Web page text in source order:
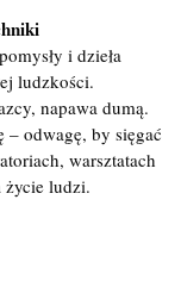
i dzieła
ludzkości.
napawa dumą.
odwagę, by sięgać
warsztatach
życie ludzi.